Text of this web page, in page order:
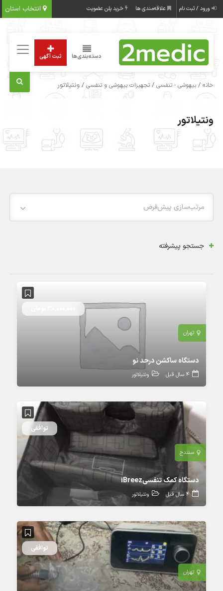
انتخاب استان ورود / ثبت نام علاقه‌مندی ها خرید پلن عضویت
دسته‌بندی‌ها ثبت آگهی
خانه /بیهوشی - تنفسی /تجهیزات بیهوشی و تنفسی / ونتیلاتور
ونتیلاتور
مرتب‌سازی پیش‌فرض
جستجو پیشرفته
تهران
دستگاه ساکشن درحد نو
4 سال قبل ونتیلاتور
سنندج
توافقی
دستگاه کمک تنفسىiBreez
4 سال قبل ونتیلاتور
تهران
توافقی